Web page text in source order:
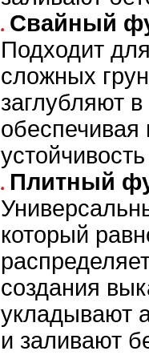
Свайный
Подходит
сложных
заглубляют в
обеспечивая
Плитный
который
создания
укладывают
и заливают